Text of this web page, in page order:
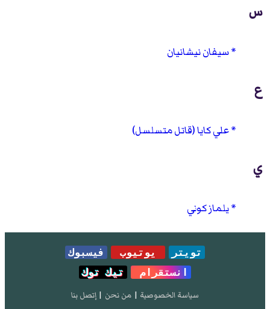
س
سيفان نيشانيان
ع
علي كايا (قاتل متسلسل)
ي
يلماز كوني
تويتر يوتيوب
فيسبوك
انستقرام
تيك توك
سياسة الخصوصية | من نحن | إتصل بنا